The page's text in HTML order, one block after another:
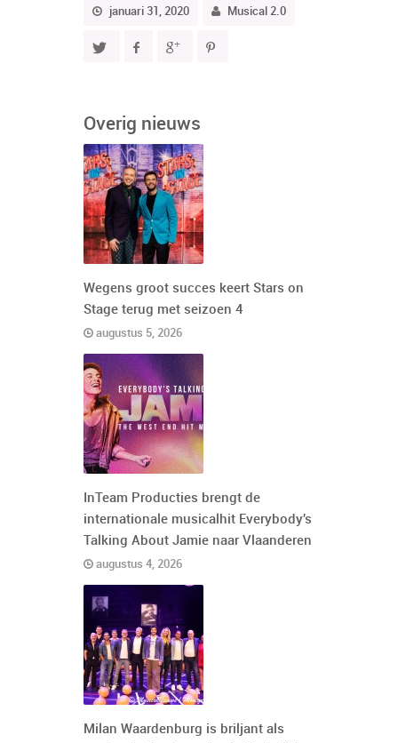
januari 31, 2020 Musical 2.0
Overig nieuws
Wegens groot succes keert Stars on
Stage terug met seizoen 4
augustus 5, 2026
InTeam Producties brengt de
internationale musicalhit Everybody's
Talking About Jamie naar Vlaanderen
augustus 4, 2026
Milan Waardenburg is briljant als